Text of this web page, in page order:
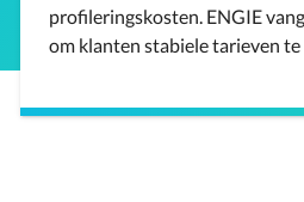
profileringskosten. ENGIE
om klanten stabiele tarieven te